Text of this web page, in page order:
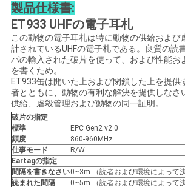
私
達
に
連
絡
し
な
製品仕様書:
ET933 UHFの電子耳札
この動物の電子耳札は特に動物の供給および
計されているUHFの電子札である。良質の読
パの輸入された破片を使って、および性能お
を書くため。
ET933缶は開いた上および閉鎖した上を提供
者とともに、動物の有利な解決を提供しなさ
供給、虐殺管理および動物の同一証明。
破片の指定
標準
EPC Gen2 v2.0
頻度
860-960MHz
仕事モード
R/W
Eartagの指定
間隔を書きなさい0~3m （読者および環境によって
読まれた間隔
0~5m （読者および環境によって